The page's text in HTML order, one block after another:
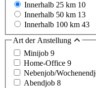
Innerhalb 25 km 10
Innerhalb 50 km 13
Innerhalb 100 km 43
Art der Anstellung
Minijob 9
Home-Office 9
Nebenjob/
Abendjob 8